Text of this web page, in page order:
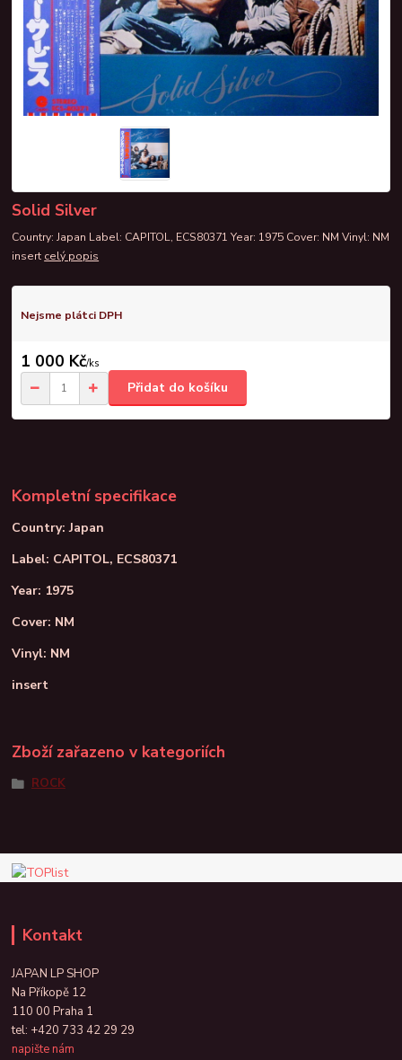
Solid Silver
Country: Japan Label: CAPITOL, ECS80371 Year: 1975 Cover: NM Vinyl: NM
insert celý popis
Nejsme plátci DPH
1 000 Kč/ks
Přidat do košíku
Kompletní specifikace
Country: Japan
Label: CAPITOL, ECS80371
Year: 1975
Cover: NM
Vinyl: NM
insert
Zboží zařazeno v kategoriích
ROCK
Kontakt
JAPAN LP SHOP
Na Příkopě 12
110 00 Praha 1
tel: +420 733 42 29 29
napište nám